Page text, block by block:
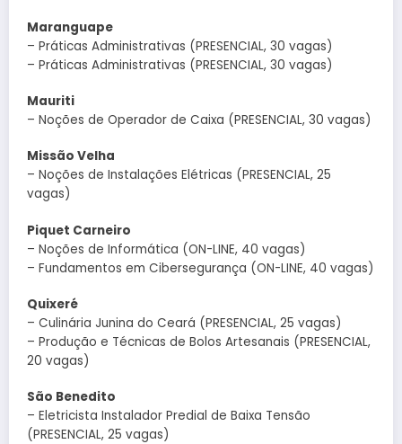
Maranguape
– Práticas Administrativas (PRESENCIAL, 30 vagas)
– Práticas Administrativas (PRESENCIAL, 30 vagas)
Mauriti
– Noções de Operador de Caixa (PRESENCIAL, 30 vagas)
Missão Velha
– Noções de Instalações Elétricas (PRESENCIAL, 25
vagas)
Piquet Carneiro
– Noções de Informática (ON-LINE, 40 vagas)
– Fundamentos em Cibersegurança (ON-LINE, 40 vagas)
Quixeré
– Culinária Junina do Ceará (PRESENCIAL, 25 vagas)
– Produção e Técnicas de Bolos Artesanais (PRESENCIAL,
20 vagas)
São Benedito
– Eletricista Instalador Predial de Baixa Tensão
(PRESENCIAL, 25 vagas)